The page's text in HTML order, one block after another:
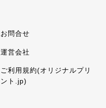
お問合せ
運営会社
ご利用規約(オリジナルプリ
ント.jp)